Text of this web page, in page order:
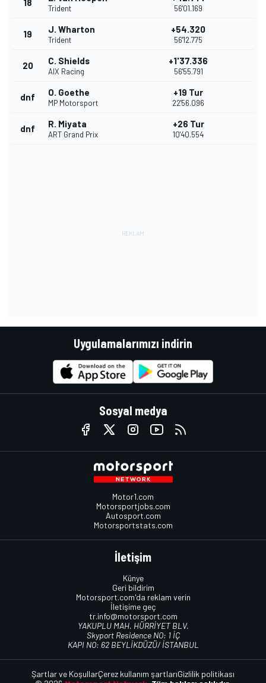
18
Trident 56'01.169
19 J. Wharton
Trident
+54.320
56'12.775
20 C. Shields
AIX Racing
+1'37.336
56'55.791
dnf O. Goethe
MP Motorsport
+19 Tur
22'56.096
dnf R. Miyata
ART Grand Prix
+26 Tur
10'40.554
Uygulamalarımızı indirin
Sosyal medya
Motor1.com
Motorsportjobs.com
Autosport.com
Motorsportstats.com
İletişim
Künye
Geri bildirim
Motorsport.com'da reklam verin
İletişime geç
tr.info@motorsport.com
YAKUPLU MAH. HÜRRİYET BLV.
Skyport Residence NO: 1 İÇ
KAPI NO: 62 BEYLİKDÜZÜ/ İSTANBUL
Şartlar ve KoşullarÇerez kullanım şartlarıGizlilik politikası